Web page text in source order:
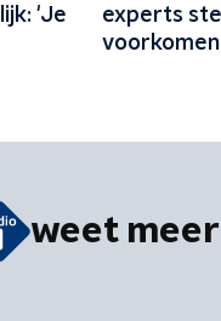
'Je
experts
weet meer